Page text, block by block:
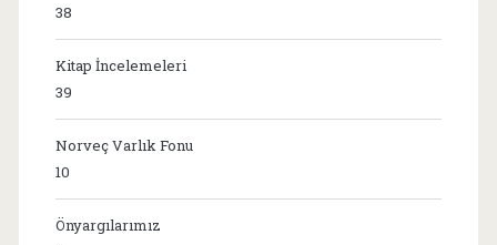
38
Kitap İncelemeleri
39
Norveç Varlık Fonu
10
Önyargılarımız